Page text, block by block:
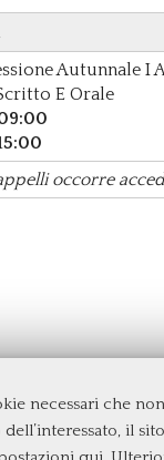
necessari che
il
Autunnale I
E Orale
occorre
e Finanza
Studi di Roma